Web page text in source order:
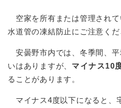
空家を所有または管理されて
水道管の凍結防止にご注意くだ
安曇野市内では、冬季間、
いはありますが、 マイナス10
ることがあります。
マイナス4度以下になると、